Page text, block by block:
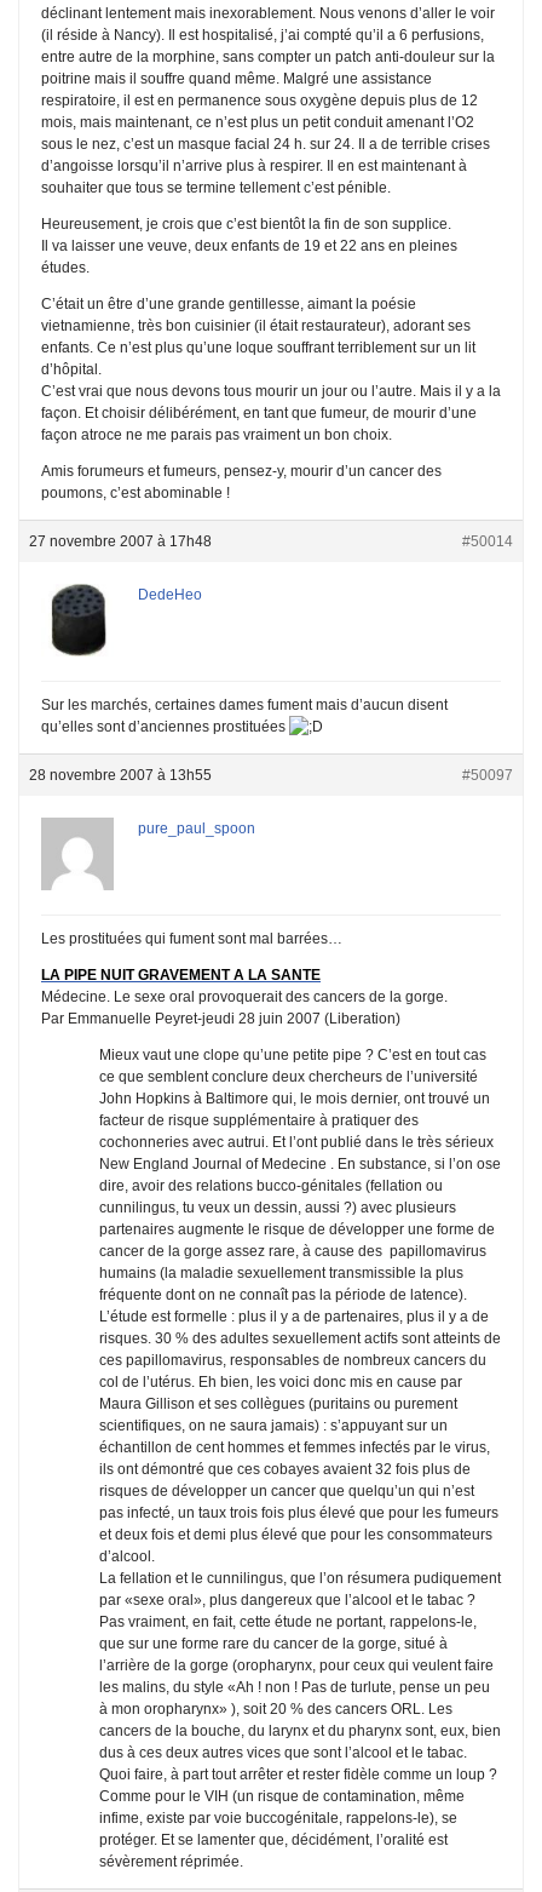
déclinant lentement mais inexorablement. Nous venons d’aller le voir
(il réside à Nancy). Il est hospitalisé, j’ai compté qu’il a 6 perfusions,
entre autre de la morphine, sans compter un patch anti-douleur sur la
poitrine mais il souffre quand même. Malgré une assistance
respiratoire, il est en permanence sous oxygène depuis plus de 12
mois, mais maintenant, ce n’est plus un petit conduit amenant l’O2
sous le nez, c’est un masque facial 24 h. sur 24. Il a de terrible crises
d’angoisse lorsqu’il n’arrive plus à respirer. Il en est maintenant à
souhaiter que tous se termine tellement c’est pénible.
Heureusement, je crois que c’est bientôt la fin de son supplice.
Il va laisser une veuve, deux enfants de 19 et 22 ans en pleines
études.
C’était un être d’une grande gentillesse, aimant la poésie
vietnamienne, très bon cuisinier (il était restaurateur), adorant ses
enfants. Ce n’est plus qu’une loque souffrant terriblement sur un lit
d’hôpital.
C’est vrai que nous devons tous mourir un jour ou l’autre. Mais il y a la
façon. Et choisir délibérément, en tant que fumeur, de mourir d’une
façon atroce ne me parais pas vraiment un bon choix.
Amis forumeurs et fumeurs, pensez-y, mourir d’un cancer des
poumons, c’est abominable !
27 novembre 2007 à 17h48 #50014
DedeHeo
Sur les marchés, certaines dames fument mais d’aucun disent
qu’elles sont d’anciennes prostituées
28 novembre 2007 à 13h55 #50097
pure_paul_spoon
Les prostituées qui fument sont mal barrées…
LA PIPE NUIT GRAVEMENT A LA SANTE
Médecine. Le sexe oral provoquerait des cancers de la gorge.
Par Emmanuelle Peyret-jeudi 28 juin 2007 (Liberation)
Mieux vaut une clope qu’une petite pipe ? C’est en tout cas
ce que semblent conclure deux chercheurs de l’université
John Hopkins à Baltimore qui, le mois dernier, ont trouvé un
facteur de risque supplémentaire à pratiquer des
cochonneries avec autrui. Et l’ont publié dans le très sérieux
New England Journal of Medecine . En substance, si l’on ose
dire, avoir des relations bucco-génitales (fellation ou
cunnilingus, tu veux un dessin, aussi ?) avec plusieurs
partenaires augmente le risque de développer une forme de
cancer de la gorge assez rare, à cause des ­ papillomavirus
humains (la maladie sexuellement transmissible la plus
fréquente dont on ne connaît pas la période de latence).
L’étude est formelle : plus il y a de partenaires, plus il y a de
risques. 30 % des adultes sexuellement actifs sont atteints de
ces papillomavirus, responsables de nombreux cancers du
col de l’utérus. Eh bien, les voici donc mis en cause par
Maura Gillison et ses collègues (puritains ou purement
scientifiques, on ne saura jamais) : s’appuyant sur un
échantillon de cent hommes et femmes infectés par le virus,
ils ont démontré que ces cobayes avaient 32 fois plus de
risques de développer un cancer que quelqu’un qui n’est
pas infecté, un taux trois fois plus élevé que pour les fumeurs
et deux fois et demi plus élevé que pour les consommateurs
d’alcool.
La fellation et le cunnilingus, que l’on résumera pudiquement
par «sexe oral», plus dangereux que l’alcool et le tabac ?
Pas vraiment, en fait, cette étude ne portant, rappelons-le,
que sur une forme rare du cancer de la gorge, situé à
l’arrière de la gorge (oropharynx, pour ceux qui veulent faire
les malins, du style «Ah ! non ! Pas de turlute, pense un peu
à mon oropharynx» ), soit 20 % des cancers ORL. Les
cancers de la bouche, du larynx et du pharynx sont, eux, bien
dus à ces deux autres vices que sont l’alcool et le tabac.
Quoi faire, à part tout arrêter et rester fidèle comme un loup ?
Comme pour le VIH (un risque de contamination, même
infime, existe par voie buccogénitale, rappelons-le), se
protéger. Et se lamenter que, décidément, l’oralité est
sévèrement réprimée.